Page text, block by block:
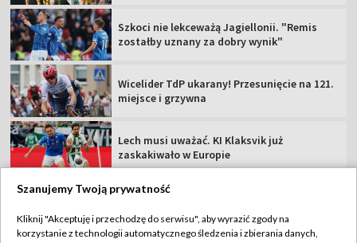
Szkoci nie lekceważą Jagiellonii. "Remis
zostałby uznany za dobry wynik"
Wicelider TdP ukarany! Przesunięcie na 121.
miejsce i grzywna
Lech musi uważać. KI Klaksvik już
zaskakiwało w Europie
TVP
Szanujemy Twoją prywatność
Kliknij "Akceptuję i przechodzę do serwisu", aby wyrazić zgody na
korzystanie z technologii automatycznego śledzenia i zbierania danych,